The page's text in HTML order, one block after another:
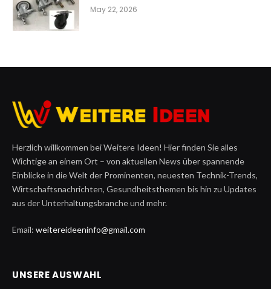
May 22, 2026
Herzlich willkommen bei Weitere Ideen! Hier finden Sie alles
Wichtige an einem Ort – von aktuellen News über spannende
Einblicke in die Welt der Prominenten, neuesten Technik-Trends,
Wirtschaftsnachrichten, Gesundheitsthemen bis hin zu Updates
aus der Unterhaltungsbranche und mehr.
Email: weitereideeninfo@gmail.com
UNSERE AUSWAHL